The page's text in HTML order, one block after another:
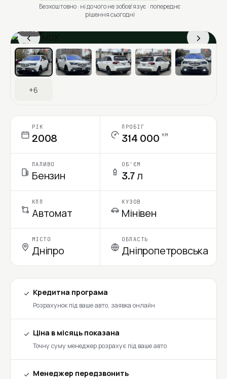
Безкоштовно · ні до чого не зобовʼязує · попереднє
рішення сьогодні
‹ ›
1 / 13
Ціна в місяць
+6
РІК
2008
ПРОБІГ
314 000 км
ПАЛИВО
Бензин
ОБ'ЄМ
3.7 л
КПП
Автомат
КУЗОВ
Мінівен
МІСТО
Дніпро
ОБЛАСТЬ
Дніпропетровська
Кредитна програма
Розрахунок під ваше авто, заявка онлайн
Ціна в місяць показана
Точну суму менеджер розрахує під ваше авто
Менеджер передзвонить